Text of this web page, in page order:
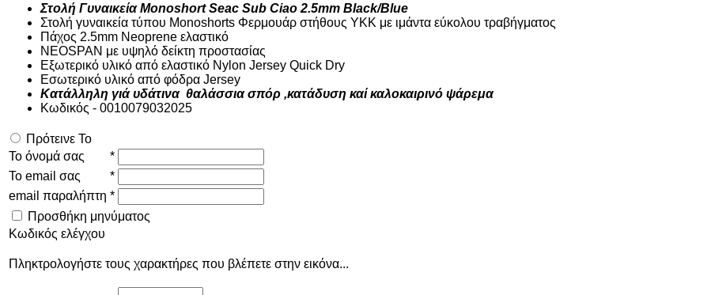
Στολή Γυναικεία Monoshort Seac Sub Ciao 2.5mm Black/Blue
Στολή γυναικεία τύπου Monoshorts Φερμουάρ στήθους YKK με ιμάντα εύκολου τραβήγματος
Πάχος 2.5mm Neoprene ελαστικό
NEOSPAN με υψηλό δείκτη προστασίας
Εξωτερικό υλικό από ελαστικό Nylon Jersey Quick Dry
Eσωτερικό υλικό από φόδρα Jersey
Κατάλληλη γιά υδάτινα θαλάσσια σπόρ ,κατάδυση καί καλοκαιρινό ψάρεμα
Κωδικός - 0010079032025
Πρότεινε Το
Το όνομά σας
*
Το email σας
*
email παραλήπτη *
Προσθήκη μηνύματος
Κωδικός ελέγχου
Πληκτρολογήστε τους χαρακτήρες που βλέπετε στην εικόνα...